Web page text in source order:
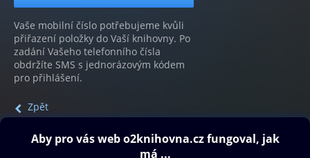
Vaše mobilní číslo potřebujeme kvůli
přiřazení položky do Vaší knihovny. Po
zadání Vašeho telefonního čísla
obdržíte SMS s jednorázovým kódem
pro přihlášení.
Zpět